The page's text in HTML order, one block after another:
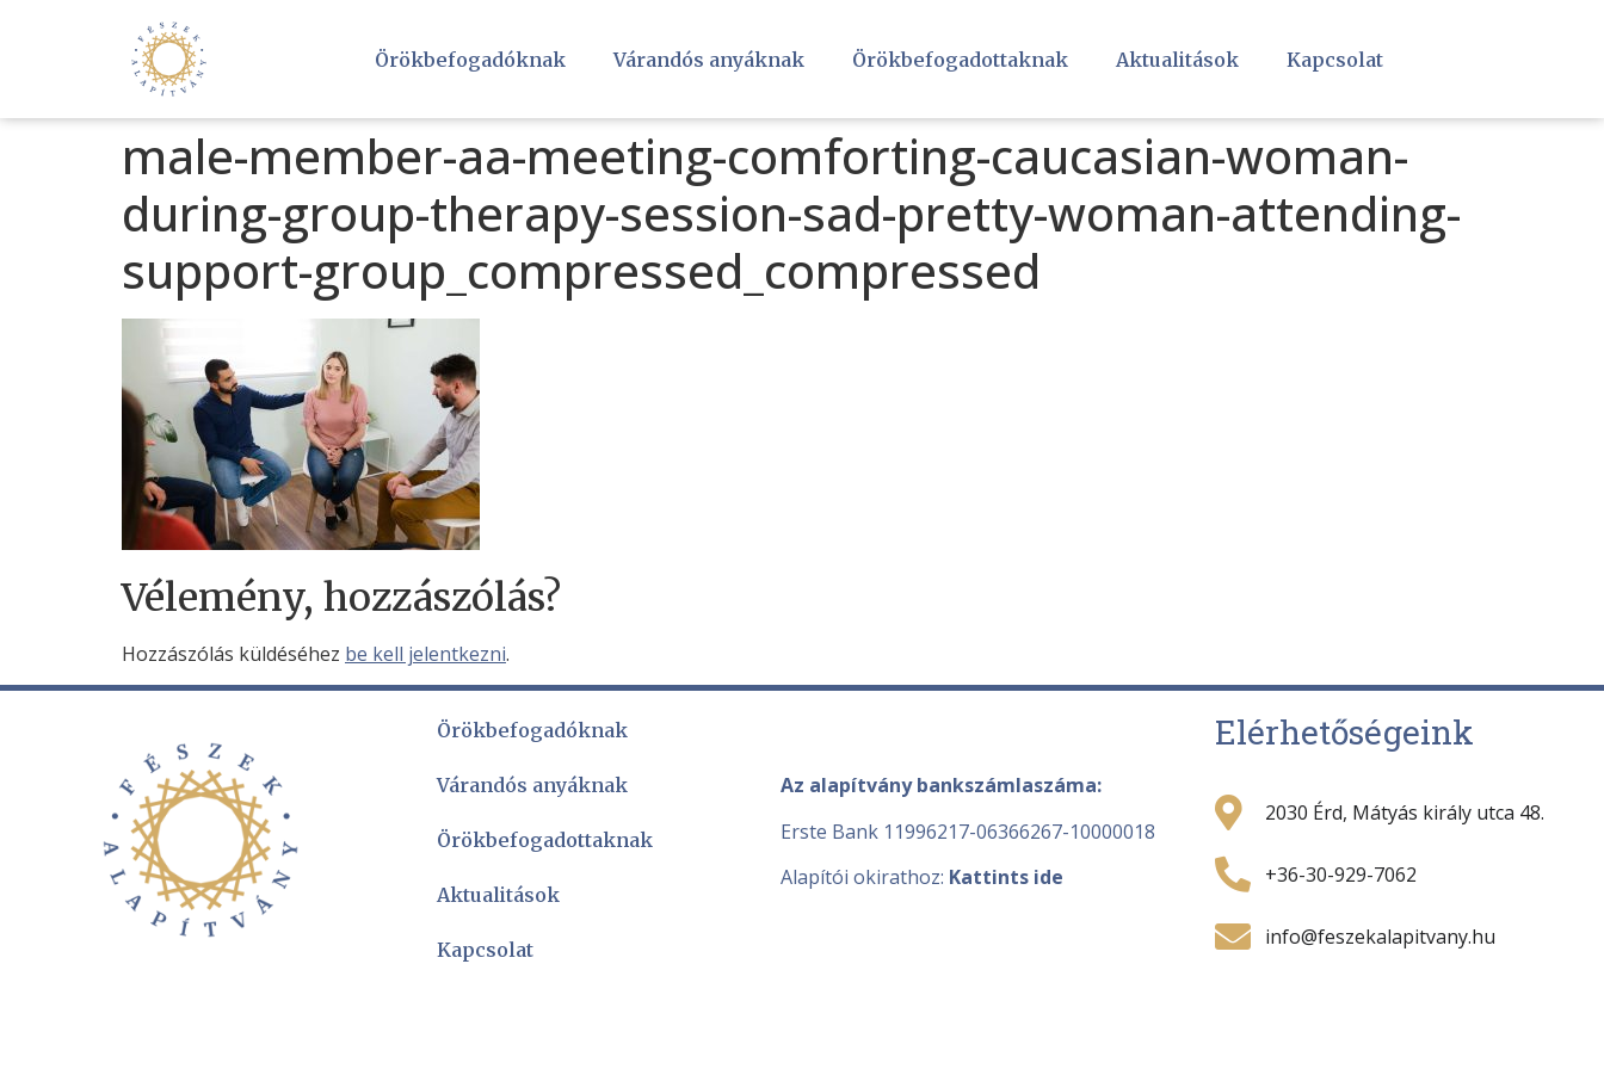
Örökbefogadóknak Várandós anyáknak Örökbefogadottaknak Aktualitások Kapcsolat
male-member-aa-meeting-comforting-caucasian-woman-
during-group-therapy-session-sad-pretty-woman-attending-
support-group_compressed_compressed
Vélemény, hozzászólás?
Hozzászólás küldéséhez be kell jelentkezni.
Örökbefogadóknak
Várandós anyáknak
Örökbefogadottaknak
Aktualitások
Kapcsolat
Az alapítvány bankszámlaszáma:
Erste Bank 11996217-06366267-10000018
Alapítói okirathoz: Kattints ide
Elérhetőségeink
2030 Érd, Mátyás király utca 48.
+36-30-929-7062
info@feszekalapitvany.hu